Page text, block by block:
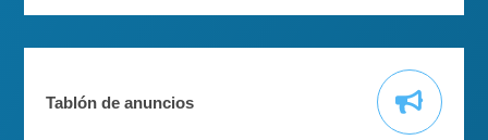
Tablón de anuncios